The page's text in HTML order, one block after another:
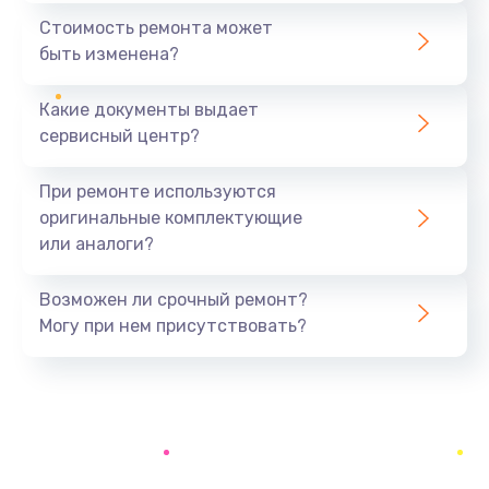
370 руб.
Ремонт электроплаты
Замена центрирующей шайбы динамика
Заказать
Стоимость ремонта может
быть изменена?
Какие документы выдает
сервисный центр?
При ремонте используются
оригинальные комплектующие
или аналоги?
Возможен ли срочный ремонт?
Могу при нем присутствовать?